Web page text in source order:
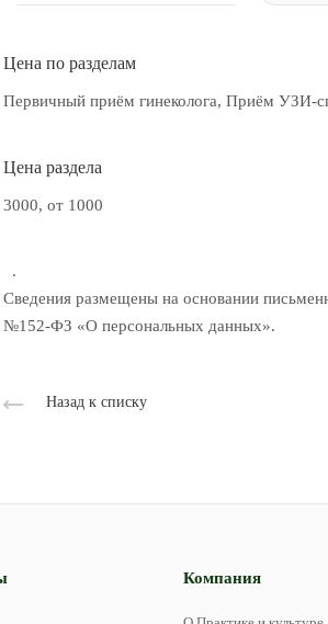
Цена по разделам
Первичный приём гинеколога, Приём УЗИ-
Цена раздела
3000, от 1000
.
Сведения размещены на основании
№152-ФЗ «О персональных данных».
Назад к списку
Компания